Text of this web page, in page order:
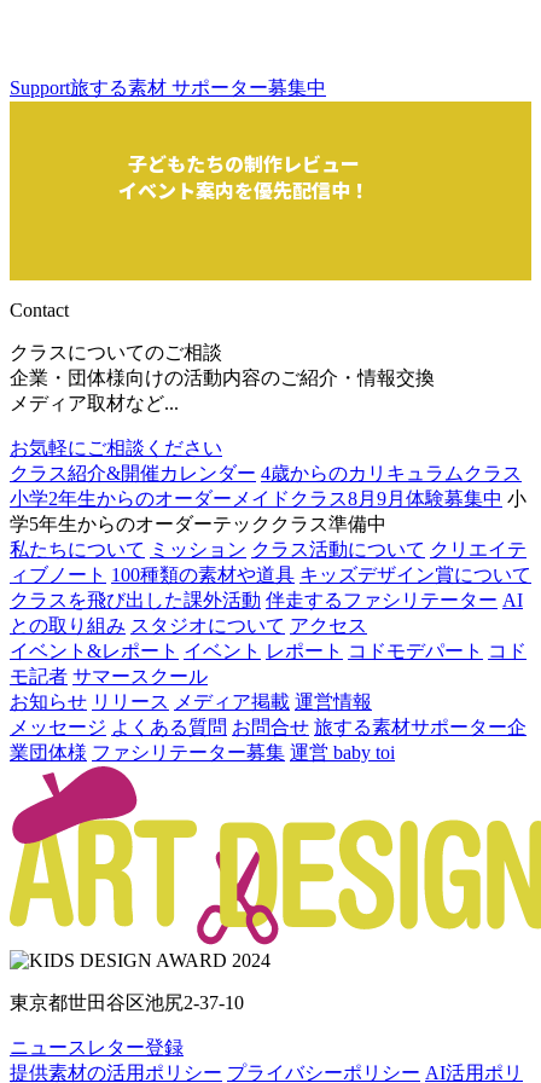
Support旅する素材 サポーター募集中
子どもたちの制作レビュー
イベント案内を優先配信中！
Contact
クラスについてのご相談
企業・団体様向けの活動内容のご紹介・情報交換
メディア取材など...
お気軽にご相談ください
クラス紹介&開催カレンダー 4歳からのカリキュラムクラス
小学2年生からのオーダーメイドクラス8月9月体験募集中 小
学5年生からのオーダーテッククラス準備中
私たちについて ミッション クラス活動について クリエイテ
ィブノート 100種類の素材や道具 キッズデザイン賞について
クラスを飛び出した課外活動 伴走するファシリテーター AI
との取り組み スタジオについて アクセス
イベント&レポート イベント レポート コドモデパート コド
モ記者 サマースクール
お知らせ リリース メディア掲載 運営情報
メッセージ よくある質問 お問合せ 旅する素材サポーター企
業団体様 ファシリテーター募集 運営 baby toi
東京都世田谷区池尻2-37-10
ニュースレター登録
提供素材の活用ポリシー プライバシーポリシー AI活用ポリ